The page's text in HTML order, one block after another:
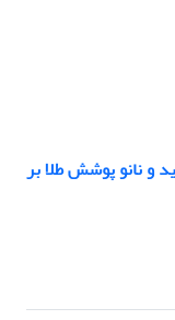
و نانو پوشش طلا بر